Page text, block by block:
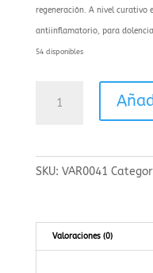
regeneración. A nivel curativo
antiinflamatorio, para
54 disponibles
cantidad
SKU: VAR0041
Valoraciones (0)